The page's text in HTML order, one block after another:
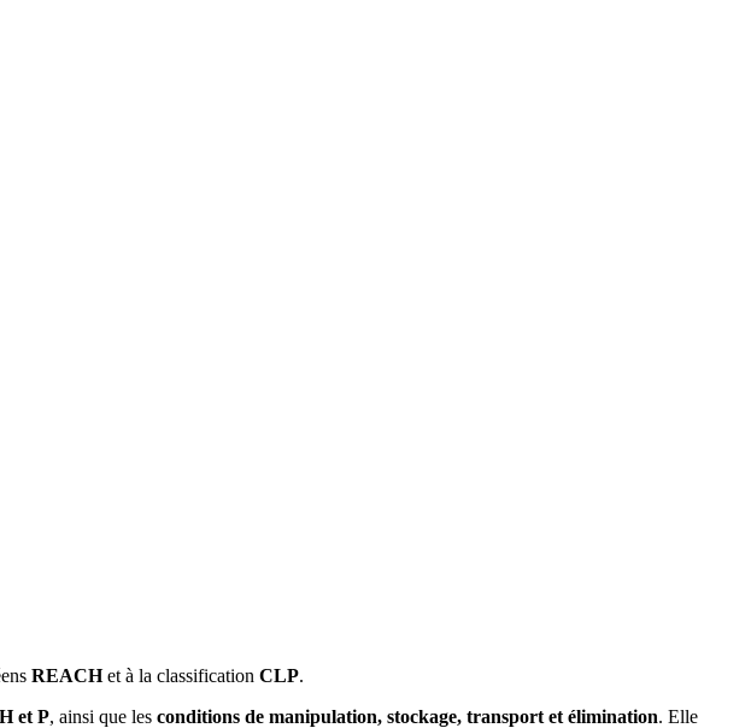
REACHet à la classification CLP.
et P, ainsi que les conditions de manipulation, stockage, transport et élimination. Elle